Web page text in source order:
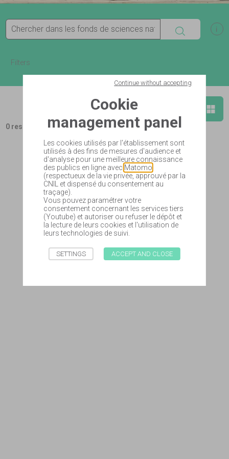
Search
Filters
0 results
Add to basket Show in list
Cookie
management panel
Les cookies utilisés par l'établissement sont
utilisés à des fins de mesures d'audience et
d'analyse pour une meilleure connaissance
des publics en ligne avecMatomo
(respectueux de la vie privée, approuvé par la
CNIL et dispensé du consentement au
traçage).
Vous pouvez paramétrer votre
consentement concernant les services tiers
(Youtube) et autoriser ou refuser le dépôt et
la lecture de leurs cookies et l'utilisation de
leurs technologies de suivi.
Continue without accepting
SETTINGS ACCEPT AND CLOSE